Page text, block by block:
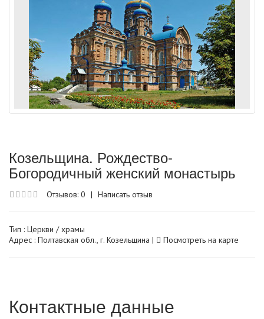
Козельщина. Рождество-
Богородичный женский монастырь
Отзывов: 0 | Написать отзыв
Тип : Церкви / храмы
Адрес : Полтавская обл., г. Козельщина |
Посмотреть на карте
Контактные данные